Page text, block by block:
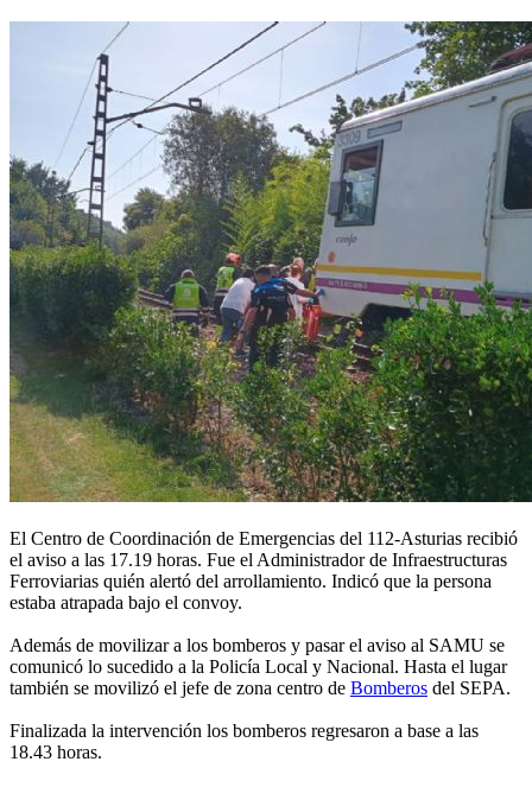
El Centro de Coordinación de Emergencias del 112-Asturias recibió
el aviso a las 17.19 horas. Fue el Administrador de Infraestructuras
Ferroviarias quién alertó del arrollamiento. Indicó que la persona
estaba atrapada bajo el convoy.
Además de movilizar a los bomberos y pasar el aviso al SAMU se
comunicó lo sucedido a la Policía Local y Nacional. Hasta el lugar
también se movilizó el jefe de zona centro de Bomberos del SEPA.
Finalizada la intervención los bomberos regresaron a base a las
18.43 horas.